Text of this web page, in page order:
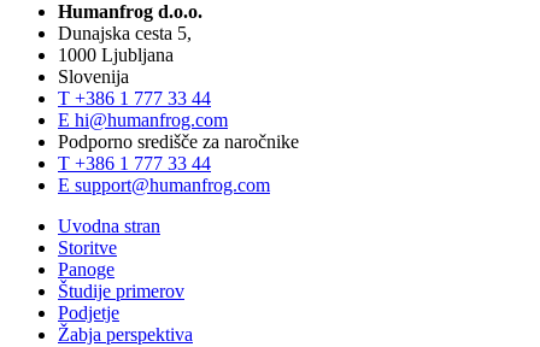
Humanfrog d.o.o.
Dunajska cesta 5,
1000 Ljubljana
Slovenija
T +386 1 777 33 44
E hi@humanfrog.com
Podporno središče za naročnike
T +386 1 777 33 44
E support@humanfrog.com
Uvodna stran
Storitve
Panoge
Študije primerov
Podjetje
Žabja perspektiva